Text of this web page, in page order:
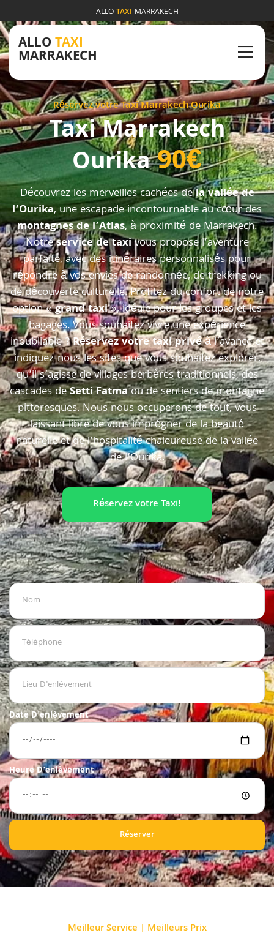
ALLOTAXI MARRAKECH
ALLO TAXI
MARRAKECH
Réservez votre Taxi Marrakech Ourika
Taxi Marrakech
Ourika90€
Découvrez les merveilles cachées dela vallée de
l’Ourika, une escapade incontournable au cœur des
montagnes de l’Atlas, à proximité de Marrakech.
Notreservice de taxivous propose l’aventure
parfaite, avec des itinéraires personnalisés pour
répondre à vos envies de randonnée, de trekking ou
de découverte culturelle. Profitez du confort de notre
option «grand taxi», idéale pour les groupes et les
bagages. Vous souhaitez vivre une expérience
inoubliable ?Réservez votre taxiprivéà l’avance et
indiquez-nous les sites que vous souhaitez explorer,
qu’il s’agisse de villages berbères traditionnels, des
cascades deSetti Fatmaou de sentiers de montagne
pittoresques. Nous nous occuperons de tout, vous
laissant libre de vous imprégner de la beauté
naturelle et de l’hospitalité chaleureuse de la vallée
de l’Ourika.
Réservez votre Taxi!
Date D'enlèvement
Heure D'enlèvement
Réserver
Meilleur Service | Meilleurs Prix